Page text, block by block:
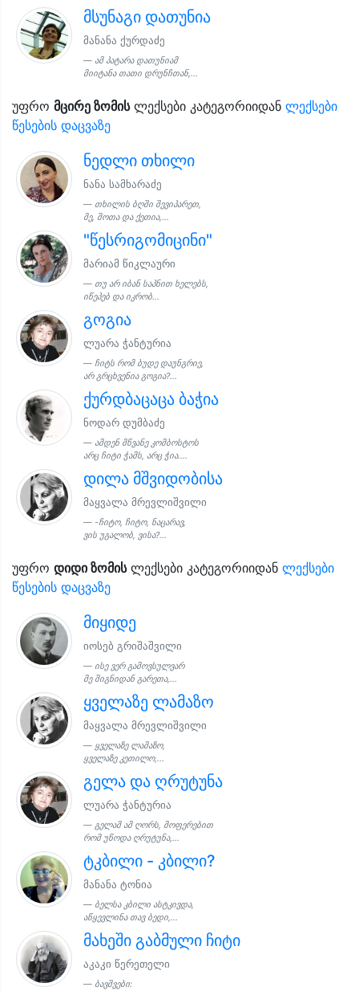
მსუნაგი დათუნია
მანანა ქურდაძე
ამ პატარა დათუნიამ
მიიტანა თათი დრუნჩთან,...
უფრო მცირე ზომისლექსები კატეგორიიდან ლექსები
წესების დაცვაზე
ნედლი თხილი
ნანა სამხარაძე
თხილის ბღში შევიპარეთ,
მე, შოთა და ქეთია,...
"წესრიგომიცინი"
მარიამ წიკლაური
თუ არ იბან საპნით ხელებს,
იწეპებ და იკრობ...
გოგია
ლუარა ჭანტურია
ჩიტს რომ ბუდე დაუნგრიე,
არ გრცხვენია გოგია?...
ქურდბაცაცა ბაჭია
ნოდარ დუმბაძე
ამდენ მწვანე კომბოსტოს
არც ჩიტი ჭამს, არც ჭია....
დილა მშვიდობისა
მაყვალა მრევლიშვილი
-ჩიტო, ჩიტო, ნაცარავ,
ვის უგალობ, ვისა?...
უფრო დიდი ზომისლექსები კატეგორიიდან ლექსები
წესების დაცვაზე
მიყიდე
იოსებ გრიშაშვილი
ისე ვერ გამოვსულვარ
მე შიგნიდან გარეთა,...
ყველაზე ლამაზო
მაყვალა მრევლიშვილი
ყველაზე ლამაზო,
ყველაზე კეთილო,...
გელა და ღრუტუნა
ლუარა ჭანტურია
გელამ ამ ღორს, მოფერებით
რომ უწოდა ღრუტუნა,...
ტკბილი - კბილი?
მანანა ტონია
ბელსა კბილი ასტკივდა,
აწყევლინა თავ ბედი,...
მახეში გაბმული ჩიტი
აკაკი წერეთელი
ბავშვები: